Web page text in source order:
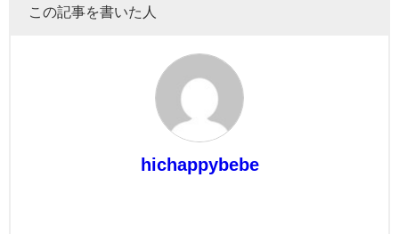
この記事を書いた人
hichappybebe